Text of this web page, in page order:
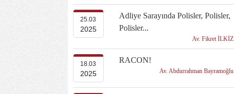
25.03
2025
Adliye Sarayında Polisler, Polisler,
Polisler...
Av. Fikret İLKİZ
18.03
2025
RACON!
Av. Abdurrahman Bayramoğlu